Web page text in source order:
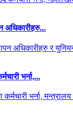
अधिकारीहरु...
भर्ना,...